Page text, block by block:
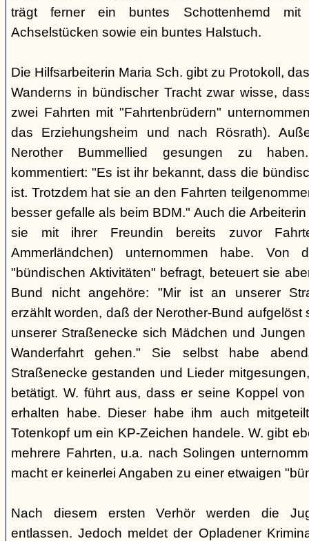
trägt ferner ein buntes Schottenhemd
Achselstücken sowie ein buntes Halstuch.
Die Hilfsarbeiterin Maria Sch. gibt zu Protokoll,
Wanderns in bündischer Tracht zwar wisse,
zwei Fahrten mit "Fahrtenbrüdern"
das Erziehungsheim und nach Rösrath).
Nerother Bummellied gesungen zu
kommentiert: "Es ist ihr bekannt, dass die
ist. Trotzdem hat sie an den Fahrten
besser gefalle als beim BDM." Auch die
sie mit ihrer Freundin bereits zuvor
Ammerländchen) unternommen habe. Von
"bündischen Aktivitäten" befragt, beteuert sie
Bund nicht angehöre: "Mir ist an unserer
erzählt worden, daß der Nerother-Bund
unserer Straßenecke sich Mädchen und
Wanderfahrt gehen." Sie selbst habe
Straßenecke gestanden und Lieder
betätigt. W. führt aus, dass er seine Koppel
erhalten habe. Dieser habe ihm auch
Totenkopf um ein KP-Zeichen handele. W. gibt
mehrere Fahrten, u.a. nach Solingen
macht er keinerlei Angaben zu einer etwaigen
Nach diesem ersten Verhör werden die
entlassen. Jedoch meldet der Opladener